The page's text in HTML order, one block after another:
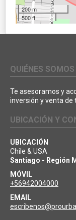
200 m
500 ft
QUIÉNES SOMOS
Te asesoramos y
inversión y venta de
UBICACIÓN Y
UBICACIÓN
Chile & USA
Santiago - Región
MÓVIL
+56942004000
EMAIL